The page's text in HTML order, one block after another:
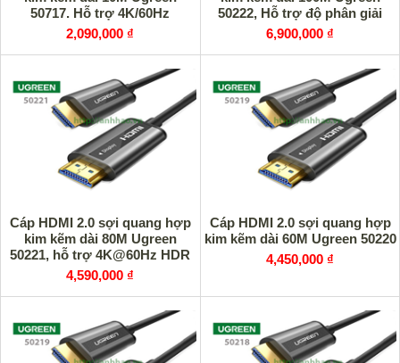
50717. Hỗ trợ 4K/60Hz
2,090,000 ₫
50222, Hỗ trợ độ phân giải
4K/60Hz
6,900,000 ₫
Cáp HDMI 2.0 sợi quang hợp
kim kẽm dài 80M Ugreen
50221, hỗ trợ 4K@60Hz HDR
4,590,000 ₫
Cáp HDMI 2.0 sợi quang hợp
kim kẽm dài 60M Ugreen 50220
4,450,000 ₫